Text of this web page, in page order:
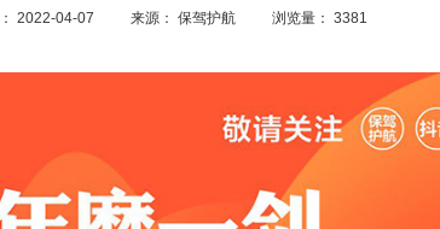
2022-04-07 来源： 保驾护航 浏览量： 3381